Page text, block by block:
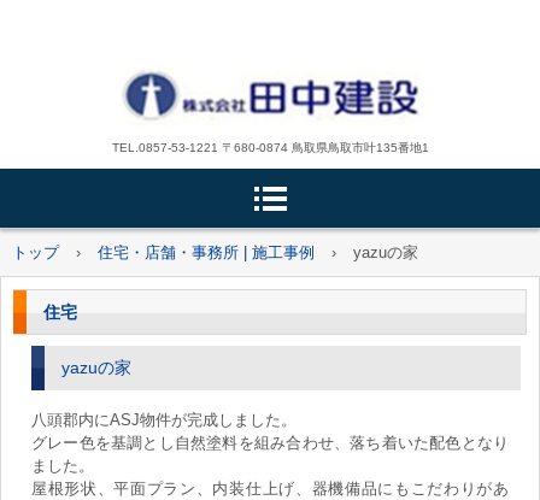
TEL.0857-53-1221 〒680-0874 鳥取県鳥取市叶135番地1
トップ › 住宅・店舗・事務所 | 施工事例 › yazuの家
住宅
yazuの家
八頭郡内にASJ物件が完成しました。
グレー色を基調とし自然塗料を組み合わせ、落ち着いた配色となり
ました。
屋根形状、平面プラン、内装仕上げ、器機備品にもこだわりがあ